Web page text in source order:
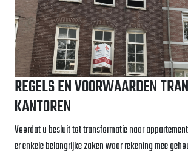
REGELS EN VOORWAARDEN
KANTOREN
Voordat u besluit tot transformatie naar
er enkele belangrijke zaken waar rekening mee